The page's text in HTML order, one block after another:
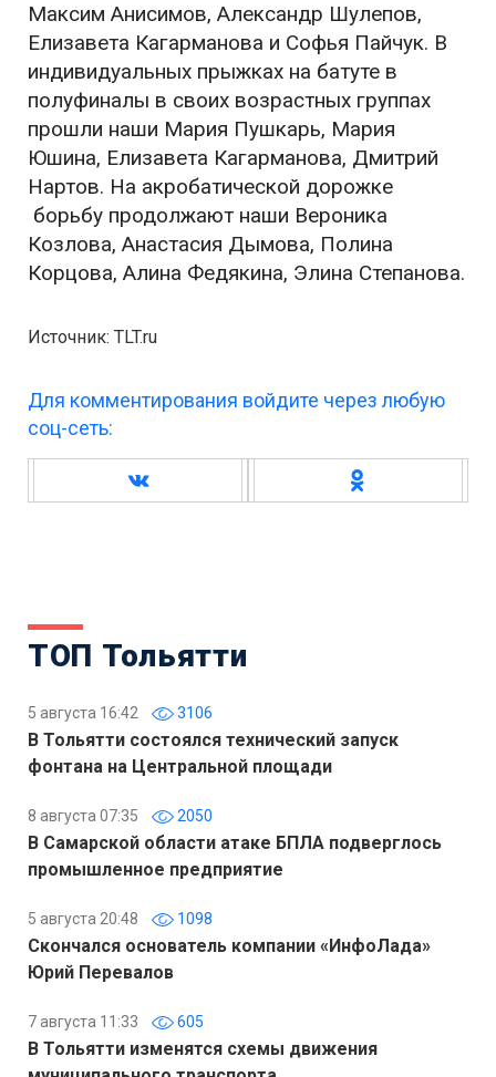
Максим Анисимов, Александр Шулепов,
Елизавета Кагарманова и Софья Пайчук. В
индивидуальных прыжках на батуте в
полуфиналы в своих возрастных группах
прошли наши Мария Пушкарь, Мария
Юшина, Елизавета Кагарманова, Дмитрий
Нартов. На акробатической дорожке
борьбу продолжают наши Вероника
Козлова, Анастасия Дымова, Полина
Корцова, Алина Федякина, Элина Степанова.
Источник: TLT.ru
Для комментирования войдите через любую
соц-сеть:
ТОП Тольятти
5 августа 16:42 3106
В Тольятти состоялся технический запуск
фонтана на Центральной площади
8 августа 07:35 2050
В Самарской области атаке БПЛА подверглось
промышленное предприятие
5 августа 20:48 1098
Скончался основатель компании «ИнфоЛада»
Юрий Перевалов
7 августа 11:33 605
В Тольятти изменятся схемы движения